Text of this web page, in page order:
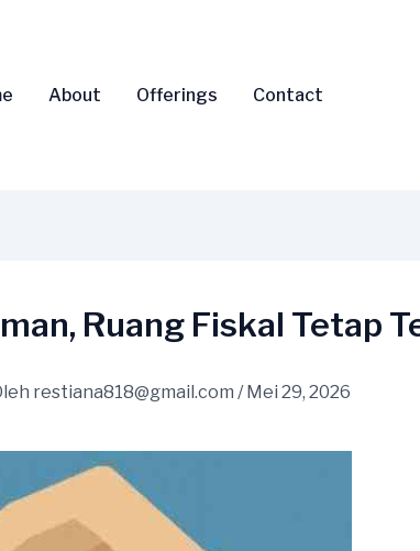
About Offerings Contact
Ruang Fiskal Tetap
restiana818@gmail.com /Mei 29, 2026